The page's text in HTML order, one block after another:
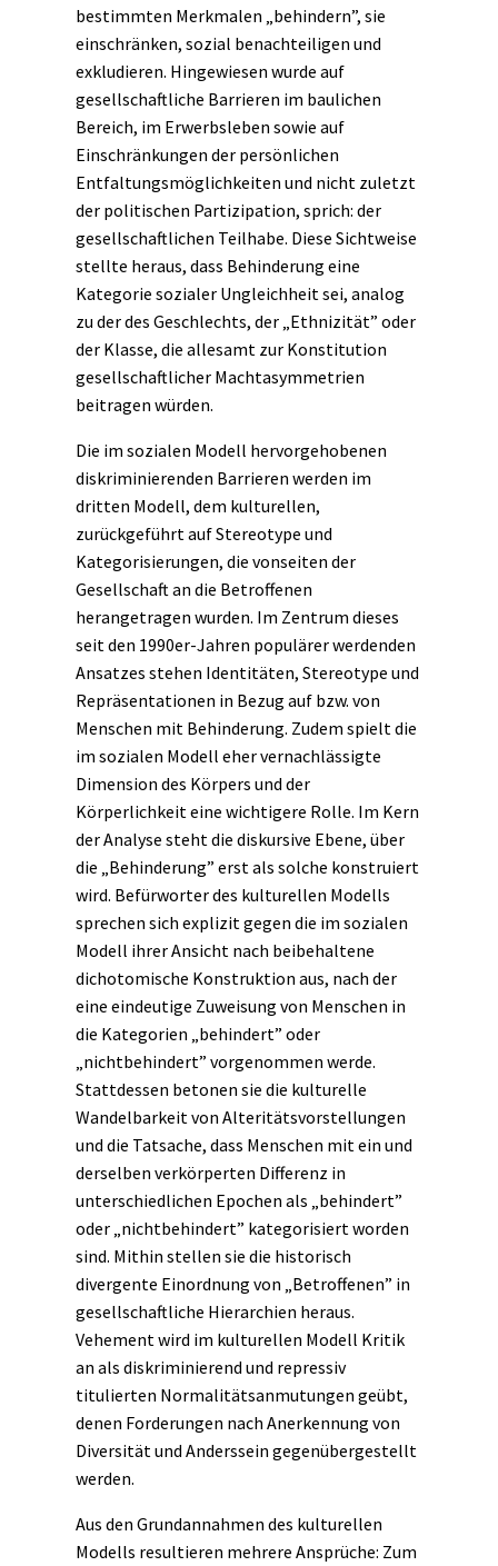
bestimmten Merkmalen „behindern”, sie
einschränken, sozial benachteiligen und
exkludieren. Hingewiesen wurde auf
gesellschaftliche Barrieren im baulichen
Bereich, im Erwerbsleben sowie auf
Einschränkungen der persönlichen
Entfaltungsmöglichkeiten und nicht zuletzt
der politischen Partizipation, sprich: der
gesellschaftlichen Teilhabe. Diese Sichtweise
stellte heraus, dass Behinderung eine
Kategorie sozialer Ungleichheit sei, analog
zu der des Geschlechts, der „Ethnizität” oder
der Klasse, die allesamt zur Konstitution
gesellschaftlicher Machtasymmetrien
beitragen würden.
Die im sozialen Modell hervorgehobenen
diskriminierenden Barrieren werden im
dritten Modell, dem kulturellen,
zurückgeführt auf Stereotype und
Kategorisierungen, die vonseiten der
Gesellschaft an die Betroffenen
herangetragen wurden. Im Zentrum dieses
seit den 1990er-Jahren populärer werdenden
Ansatzes stehen Identitäten, Stereotype und
Repräsentationen in Bezug auf bzw. von
Menschen mit Behinderung. Zudem spielt die
im sozialen Modell eher vernachlässigte
Dimension des Körpers und der
Körperlichkeit eine wichtigere Rolle. Im Kern
der Analyse steht die diskursive Ebene, über
die „Behinderung” erst als solche konstruiert
wird. Befürworter des kulturellen Modells
sprechen sich explizit gegen die im sozialen
Modell ihrer Ansicht nach beibehaltene
dichotomische Konstruktion aus, nach der
eine eindeutige Zuweisung von Menschen in
die Kategorien „behindert” oder
„nichtbehindert” vorgenommen werde.
Stattdessen betonen sie die kulturelle
Wandelbarkeit von Alteritätsvorstellungen
und die Tatsache, dass Menschen mit ein und
derselben verkörperten Differenz in
unterschiedlichen Epochen als „behindert”
oder „nichtbehindert” kategorisiert worden
sind. Mithin stellen sie die historisch
divergente Einordnung von „Betroffenen” in
gesellschaftliche Hierarchien heraus.
Vehement wird im kulturellen Modell Kritik
an als diskriminierend und repressiv
titulierten Normalitätsanmutungen geübt,
denen Forderungen nach Anerkennung von
Diversität und Anderssein gegenübergestellt
werden.
Aus den Grundannahmen des kulturellen
Modells resultieren mehrere Ansprüche: Zum